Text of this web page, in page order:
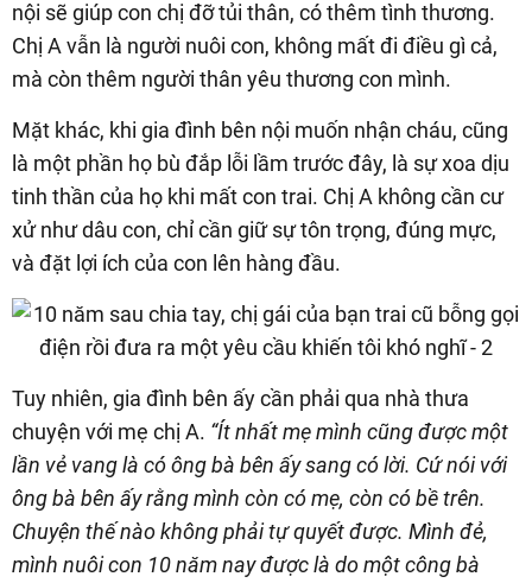
nội sẽ giúp con chị đỡ tủi thân, có thêm tình thương.
Chị A vẫn là người nuôi con, không mất đi điều gì cả,
mà còn thêm người thân yêu thương con mình.
Mặt khác, khi gia đình bên nội muốn nhận cháu, cũng
là một phần họ bù đắp lỗi lầm trước đây, là sự xoa dịu
tinh thần của họ khi mất con trai. Chị A không cần cư
xử như dâu con, chỉ cần giữ sự tôn trọng, đúng mực,
và đặt lợi ích của con lên hàng đầu.
Tuy nhiên, gia đình bên ấy cần phải qua nhà thưa
chuyện với mẹ chị A. “Ít nhất mẹ mình cũng được một
lần vẻ vang là có ông bà bên ấy sang có lời. Cứ nói với
ông bà bên ấy rằng mình còn có mẹ, còn có bề trên.
Chuyện thế nào không phải tự quyết được. Mình đẻ,
mình nuôi con 10 năm nay được là do một công bà